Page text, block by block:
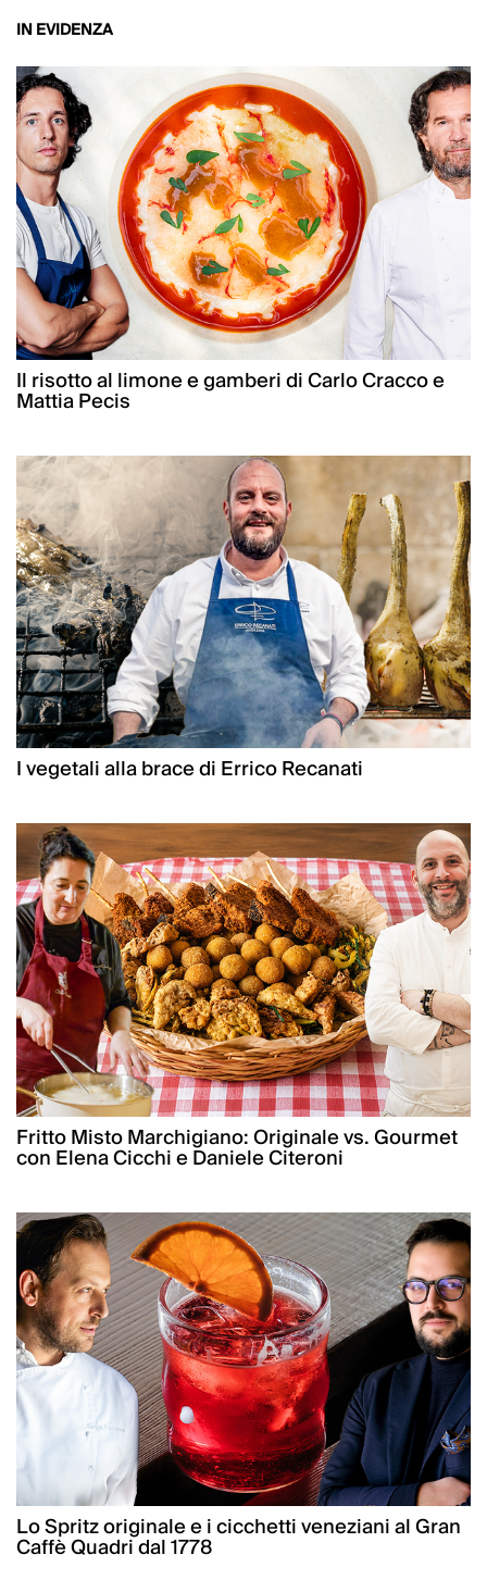
IN EVIDENZA
Il risotto al limone e gamberi di Carlo Cracco e
Mattia Pecis
I vegetali alla brace di Errico Recanati
Fritto Misto Marchigiano: Originale vs. Gourmet
con Elena Cicchi e Daniele Citeroni
Lo Spritz originale e i cicchetti veneziani al Gran
Caffè Quadri dal 1778